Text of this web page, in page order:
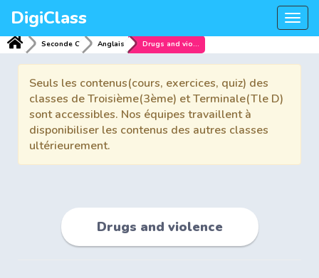
DigiClass
Seconde C Anglais Drugs and violence
Seuls les contenus(cours, exercices, quiz) des
classes de Troisième(3ème) et Terminale(Tle D)
sont accessibles. Nos équipes travaillent à
disponibiliser les contenus des autres classes
ultérieurement.
Drugs and violence